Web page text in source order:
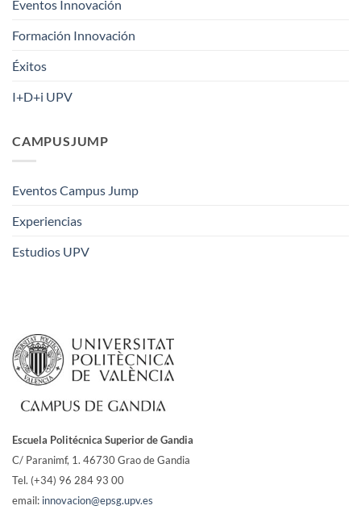
Eventos Innovación
Formación Innovación
Éxitos
I+D+i UPV
CAMPUSJUMP
Eventos Campus Jump
Experiencias
Estudios UPV
Escuela Politécnica Superior de Gandia
C/ Paranimf, 1. 46730 Grao de Gandia
Tel. (+34) 96 284 93 00
email: innovacion@epsg.upv.es